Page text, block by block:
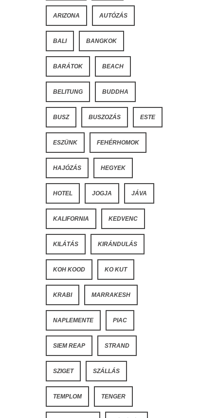
ARIZONA AUTÓZÁS
BALI BANGKOK
BARÁTOK BEACH
BELITUNG BUDDHA
BUSZ BUSZOZÁS ESTE
ESZÜNK FEHÉRHOMOK
HAJÓZÁS HEGYEK
HOTEL JOGJA JÁVA
KALIFORNIA KEDVENC
KILÁTÁS KIRÁNDULÁS
KOH KOOD KO KUT
KRABI MARRAKESH
NAPLEMENTE PIAC
SIEM REAP STRAND
SZIGET SZÁLLÁS
TEMPLOM TENGER